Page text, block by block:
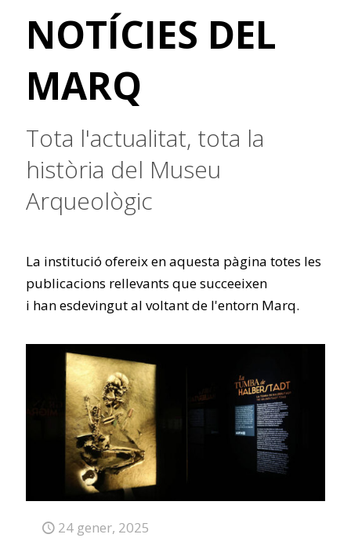
NOTÍCIES DEL
MARQ
Tota l'actualitat, tota la
història del Museu
Arqueològic
La institució ofereix en aquesta pàgina totes les
publicacions rellevants que succeeixen
i han esdevingut al voltant de l'entorn Marq.
24 gener, 2025